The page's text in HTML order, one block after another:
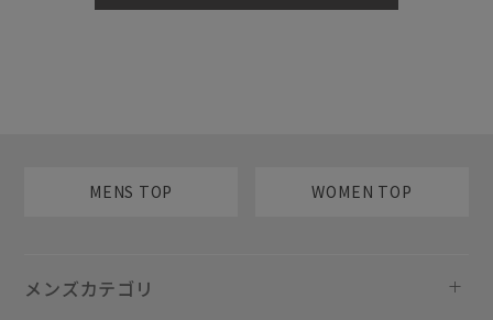
MENS TOP WOMEN TOP
メンズカテゴリ